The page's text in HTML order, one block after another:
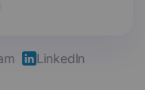
LinkedIn